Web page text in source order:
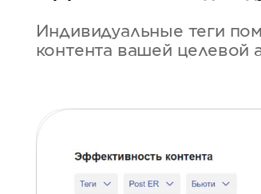
Индивидуальные теги
контента вашей целевой